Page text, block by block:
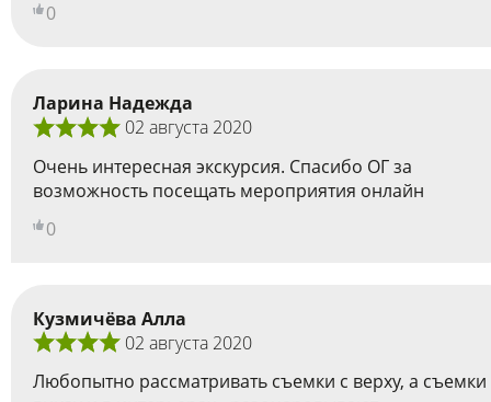
0
Ларина Надежда
02 августа 2020
Очень интересная экскурсия. Спасибо ОГ за
возможность посещать мероприятия онлайн
0
Кузмичёва Алла
02 августа 2020
Любопытно рассматривать съемки с верху, а съемки